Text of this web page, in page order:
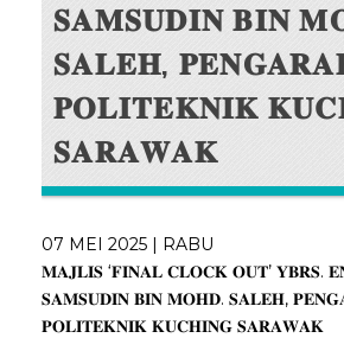
𝐒𝐀𝐌𝐒𝐔𝐃𝐈𝐍 𝐁𝐈𝐍
𝐒𝐀𝐋𝐄𝐇,
𝐏𝐎𝐋𝐈𝐓𝐄𝐊𝐍𝐈𝐊
𝐒𝐀𝐑𝐀𝐖𝐀𝐊
07 MEI 2025 | RABU
𝐌𝐀𝐉𝐋𝐈𝐒 ‘𝐅𝐈𝐍𝐀𝐋 𝐂𝐋𝐎𝐂𝐊 𝐎𝐔𝐓’ 𝐘𝐁𝐑𝐒.
𝐒𝐀𝐌𝐒𝐔𝐃𝐈𝐍 𝐁𝐈𝐍 𝐌𝐎𝐇𝐃. 𝐒𝐀𝐋𝐄𝐇,
𝐏𝐎𝐋𝐈𝐓𝐄𝐊𝐍𝐈𝐊 𝐊𝐔𝐂𝐇𝐈𝐍𝐆 𝐒𝐀𝐑𝐀𝐖𝐀𝐊